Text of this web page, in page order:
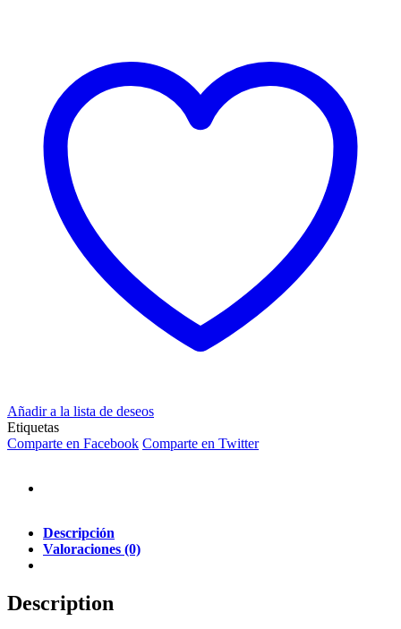
Añadir a la lista de deseos
Etiquetas
Comparte en Facebook Comparte en Twitter
Descripción
Valoraciones (0)
Description